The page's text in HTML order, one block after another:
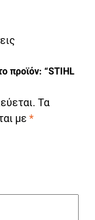
προϊόν: “STIHL
Τα
με *